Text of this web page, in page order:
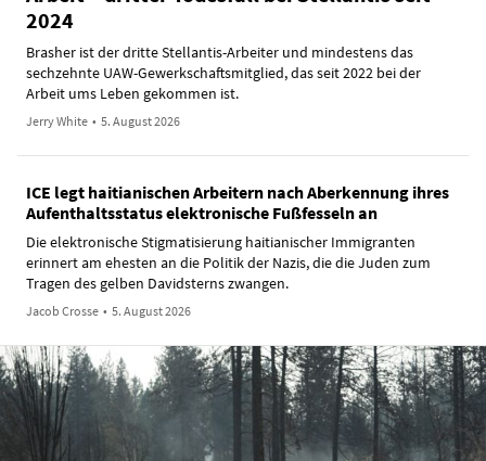
2024
Brasher ist der dritte Stellantis-Arbeiter und mindestens das
sechzehnte UAW-Gewerkschaftsmitglied, das seit 2022 bei der
Arbeit ums Leben gekommen ist.
Jerry White • 5. August 2026
ICE legt haitianischen Arbeitern nach Aberkennung ihres
Aufenthaltsstatus elektronische Fußfesseln an
Die elektronische Stigmatisierung haitianischer Immigranten
erinnert am ehesten an die Politik der Nazis, die die Juden zum
Tragen des gelben Davidsterns zwangen.
Jacob Crosse • 5. August 2026